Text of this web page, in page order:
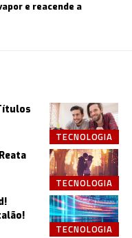
e reacende a
TECNOLOGIA
TECNOLOGIA
TECNOLOGIA